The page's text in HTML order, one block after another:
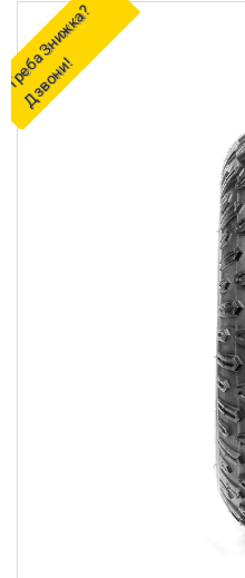
Т
р
е
б
а
З
н
и
ж
к
а
?
Д
з
в
о
н
и
!